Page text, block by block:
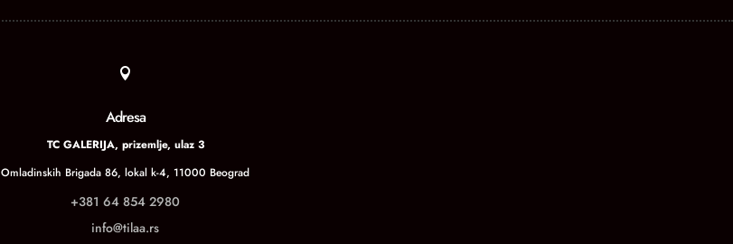

Adresa
TC GALERIJA, prizemlje, ulaz 3
Omladinskih Brigada 86, lokal k-4, 11000 Beograd
+381 64 854 2980
info@tilaa.rs